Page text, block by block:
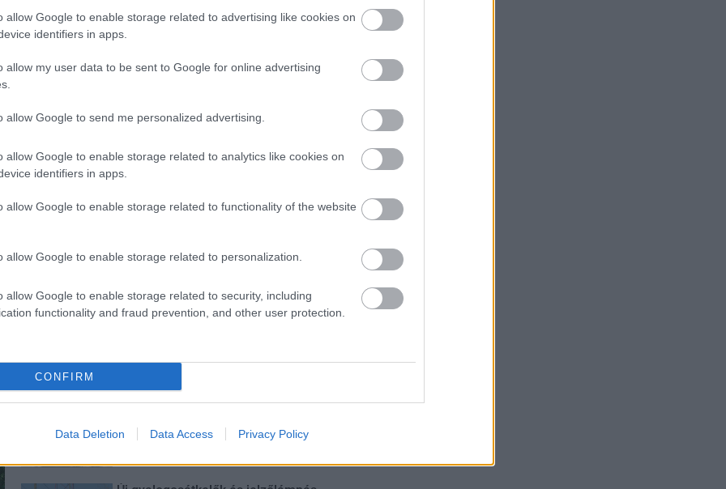
allow Google to enable storage related to advertising like cookies on
identifiers in apps.
allow my user data to be sent to Google for online advertising
allow Google to send me personalized advertising.
allow Google to enable storage related to analytics like cookies on
identifiers in apps.
allow Google to enable storage related to functionality of the website
allow Google to enable storage related to personalization.
allow Google to enable storage related to security, including
functionality and fraud prevention, and other user protection.
CONFIRM
Data Deletion Data Access Privacy Policy
legmagasabb figyelmeztetés
M1 bővítés: már zajlik a teljesen új